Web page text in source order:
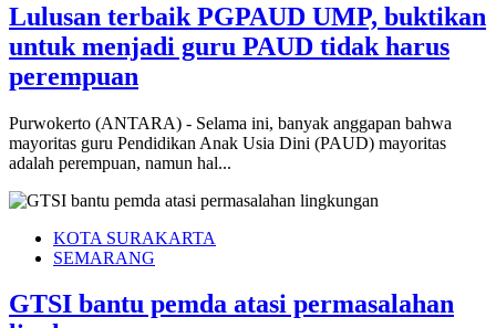
Lulusan terbaik PGPAUD UMP, buktikan
untuk menjadi guru PAUD tidak harus
perempuan
Purwokerto (ANTARA) - Selama ini, banyak anggapan bahwa
mayoritas guru Pendidikan Anak Usia Dini (PAUD) mayoritas
adalah perempuan, namun hal...
KOTA SURAKARTA
SEMARANG
GTSI bantu pemda atasi permasalahan